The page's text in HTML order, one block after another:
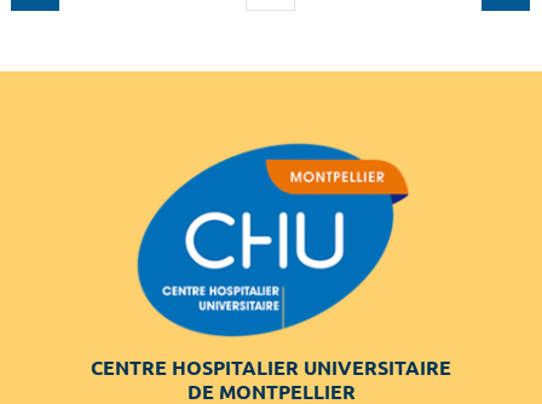
CENTRE HOSPITALIER UNIVERSITAIRE
DE MONTPELLIER